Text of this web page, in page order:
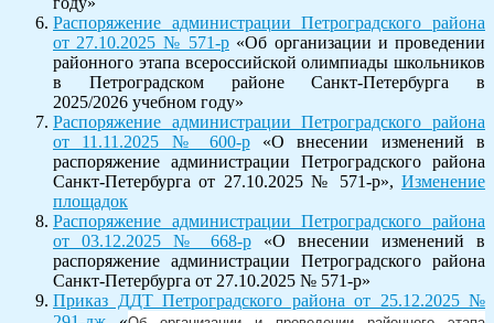
Распоряжение администрации Петроградского района
от 27.10.2025 № 571-р «Об организации и проведении
районного этапа всероссийской олимпиады школьников
в Петроградском районе Санкт-Петербурга в
2025/2026 учебном году»
Распоряжение администрации Петроградского района
от 11.11.2025 № 600-р«О внесении изменений в
распоряжение администрации Петроградского района
Санкт-Петербурга от 27.10.2025 № 571-р», Изменение
площадок
Распоряжение администрации Петроградского района
от 03.12.2025 № 668-р«О внесении изменений в
распоряжение администрации Петроградского района
Санкт-Петербурга от 27.10.2025 № 571-р»
Приказ ДДТ Петроградского района от 25.12.2025 №